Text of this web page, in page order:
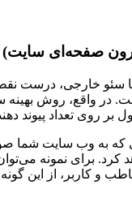
صفحه‌ای سایت)
خارجی، درست
در واقع، روش
روی تعداد پیوند
که به وب سایت شما
کرد. برای نمونه
کاربر، از این گونه